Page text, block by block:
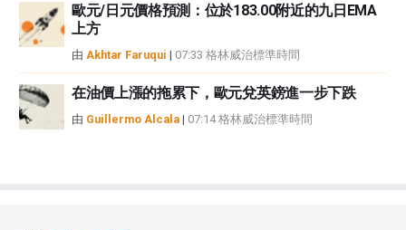
歐元/日元價格預測：位於183.00附近的九日EMA
上方
由 Akhtar Faruqui | 07:33 格林威治標準時間
在油價上漲的拖累下，歐元兌英鎊進一步下跌
由 Guillermo Alcala | 07:14 格林威治標準時間